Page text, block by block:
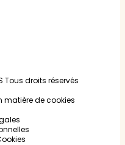
Tous droits réservés
matière de cookies